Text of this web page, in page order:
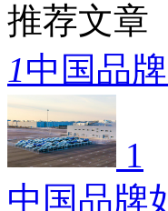
推荐文章
1中国品
1
中国品牌